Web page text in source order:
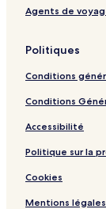
a
c
c
t
o
b
H
l
t
n
Agents de
Politiques
Conditions
Conditions
Accessibilité
Politique sur la
Cookies
Mentions